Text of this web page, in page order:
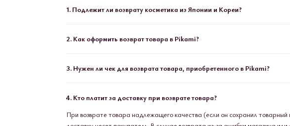
1. Подлежит ли возврату косметика из Японии и Кореи?
2. Как оформить возврат товара в Pikami?
3. Нужен ли чек для возврата товара, приобретенного в Pikami?
4. Кто платит за доставку при возврате товара?
При возврате товара надлежащего качества (если он сохранил товарный